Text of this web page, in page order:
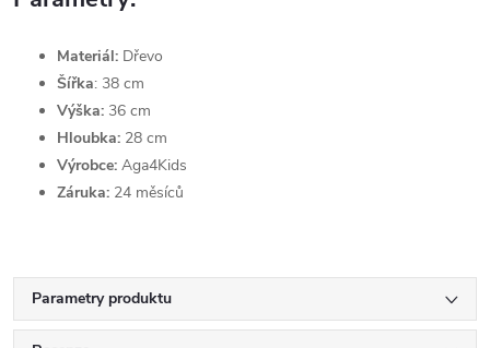
Materiál: Dřevo
Šířka: 38 cm
Výška: 36 cm
Hloubka: 28 cm
Výrobce: Aga4Kids
Záruka: 24 měsíců
Parametry produktu